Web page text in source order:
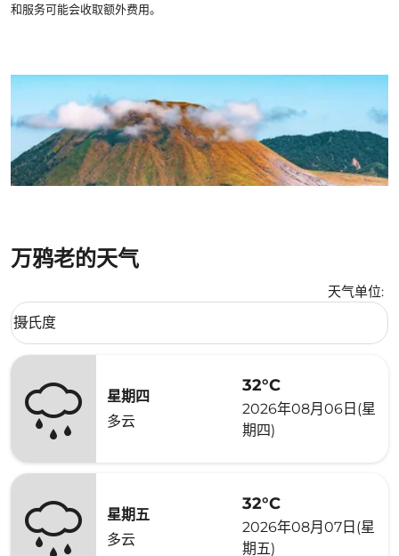
和服务可能会收取额外费用。
万鸦老的天气
天气单位:
Weather unit option 摄氏度 Selected
摄氏度
keyboard_arrow_down
星期四
多云
32°C
2026年08月06日(星
期四)
星期五
多云
32°C
2026年08月07日(星
期五)